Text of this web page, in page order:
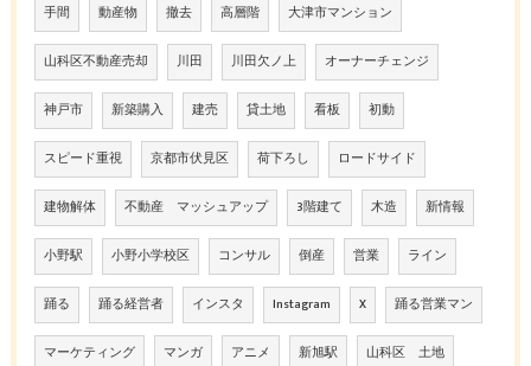
手間 動産物 撤去 高層階 大津市マンション
山科区不動産売却 川田 川田欠ノ上 オーナーチェンジ
神戸市 新築購入 建売 貸土地 看板 初動
スピード重視 京都市伏見区 荷下ろし ロードサイド
建物解体 不動産 マッシュアップ 3階建て 木造 新情報
小野駅 小野小学校区 コンサル 倒産 営業 ライン
踊る 踊る経営者 インスタ Instagram X 踊る営業マン
マーケティング マンガ アニメ 新旭駅 山科区 土地